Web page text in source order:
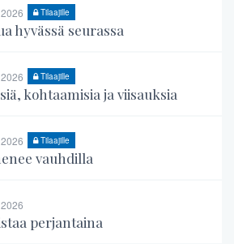
Tilaajille
hyvässä seurassa
Tilaajille
kohtaamisia ja viisauksia
Tilaajille
vauhdilla
perjantaina